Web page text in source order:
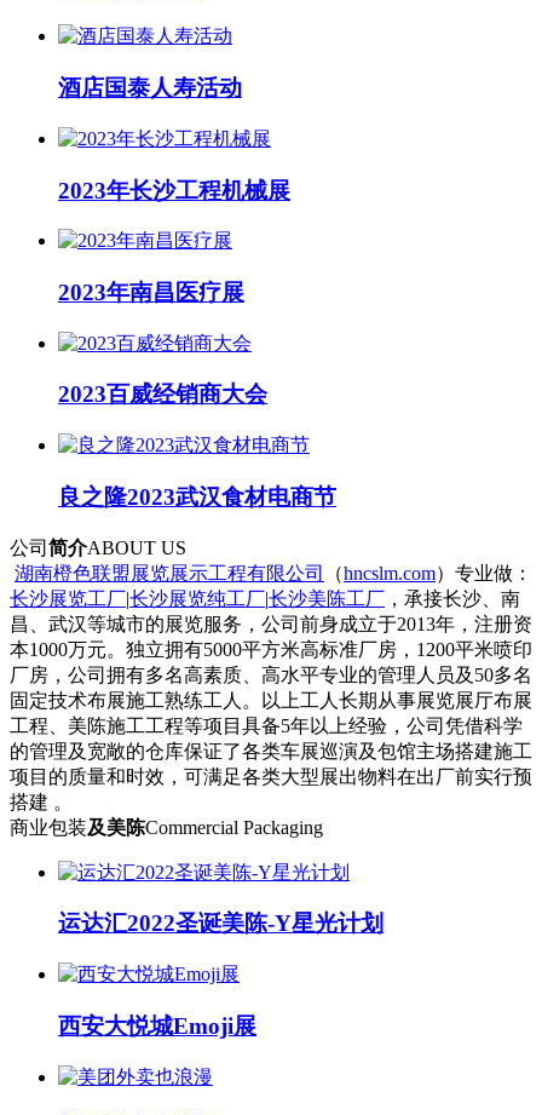
酒店国泰人寿活动
2023年长沙工程机械展
2023年南昌医疗展
2023百威经销商大会
良之隆2023武汉食材电商节
公司 简介ABOUT US
湖南橙色联盟展览展示工程有限公司
（hncslm.com）专业做：
长沙展览工厂|长沙展览纯工厂|长沙美陈工厂 ，承接长沙、南
昌、武汉等城市的展览服务，公司前身成立于2013年，注册资
本1000万元。独立拥有5000平方米高标准厂房，1200平米喷印
厂房，公司拥有多名高素质、高水平专业的管理人员及50多名
固定技术布展施工熟练工人。以上工人长期从事展览展厅布展
工程、美陈施工工程等项目具备5年以上经验，公司凭借科学
的管理及宽敞的仓库保证了各类车展巡演及包馆主场搭建施工
项目的质量和时效，可满足各类大型展出物料在出厂前实行预
搭建 。
商业包装及美陈Commercial Packaging
运达汇2022圣诞美陈-Y星光计划
西安大悦城Emoji展